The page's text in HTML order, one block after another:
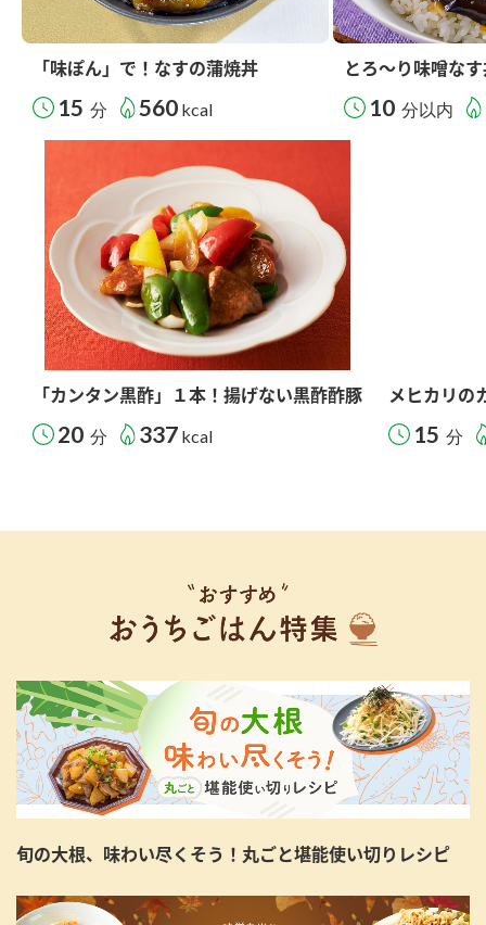
「味ぽん」で！なすの蒲焼丼
15 分 560 kcal
とろ～り味噌な
10 分以内
「カンタン黒酢」１本！揚げない黒酢酢豚
20 分 337 kcal
メヒカリの
15 分
旬の大根、味わい尽くそう！丸ごと堪能使い切りレシピ